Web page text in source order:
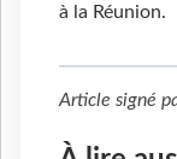
à la Réunion.
Article signé